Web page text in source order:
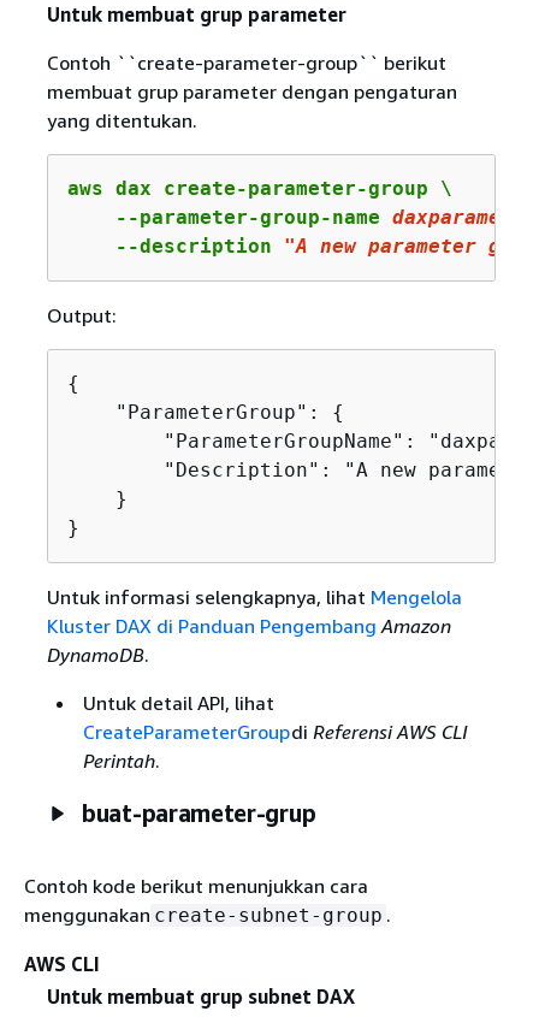
Untuk membuat grup parameter
Contoh ``create-parameter-group`` berikut
membuat grup parameter dengan pengaturan
yang ditentukan.
aws dax create-parameter-group \
    --parameter-group-name
    --description
"A new parameter
Output:
{
    "ParameterGroup":
{
"ParameterGroupName":
"Description": "A new
    }
}
Untuk informasi selengkapnya, lihat Mengelola
Kluster DAX di Panduan Pengembang Amazon
DynamoDB.
Untuk detail API, lihat
CreateParameterGroupdi Referensi AWS CLI
Perintah.
buat-parameter-grup
Contoh kode berikut menunjukkan cara
menggunakan create-subnet-group .
AWS CLI
Untuk membuat grup subnet DAX